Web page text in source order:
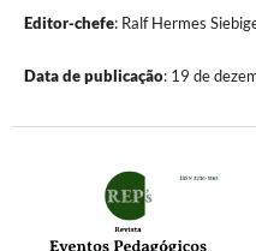
Editor-chefe: Ralf Hermes
Data de publicação: 19 de